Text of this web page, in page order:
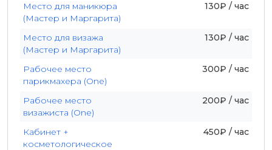
Место для маникюра
(Мастер и Маргарита)
130₽ / час
Место для визажа
(Мастер и Маргарита)
130₽ / час
Рабочее место
парикмахера (One)
300₽ / час
Рабочее место
визажиста (One)
200₽ / час
Кабинет +
косметологическое
450₽ / час